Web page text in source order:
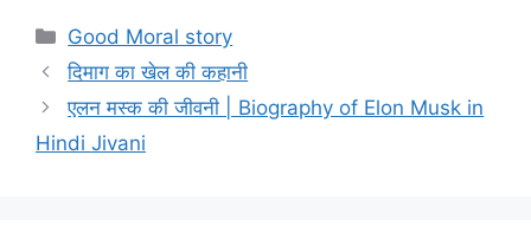
Categories
Good Moral story
दिमाग का खेल की कहानी
एलन मस्क की जीवनी | Biography of Elon Musk in
Hindi Jivani